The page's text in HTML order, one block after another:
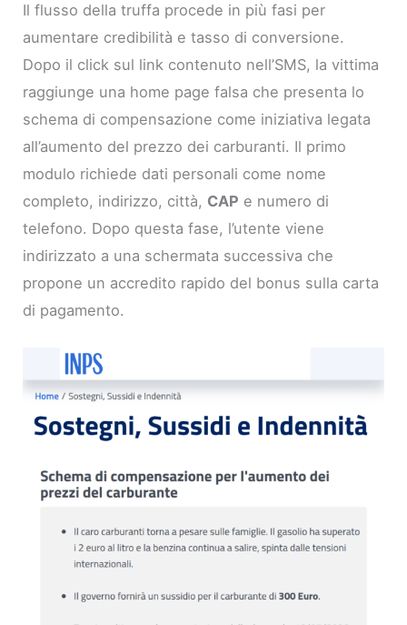
Il flusso della truffa procede in più fasi per
aumentare credibilità e tasso di conversione.
Dopo il click sul link contenuto nell’SMS, la vittima
raggiunge una home page falsa che presenta lo
schema di compensazione come iniziativa legata
all’aumento del prezzo dei carburanti. Il primo
modulo richiede dati personali come nome
completo, indirizzo, città, CAP e numero di
telefono. Dopo questa fase, l’utente viene
indirizzato a una schermata successiva che
propone un accredito rapido del bonus sulla carta
di pagamento.